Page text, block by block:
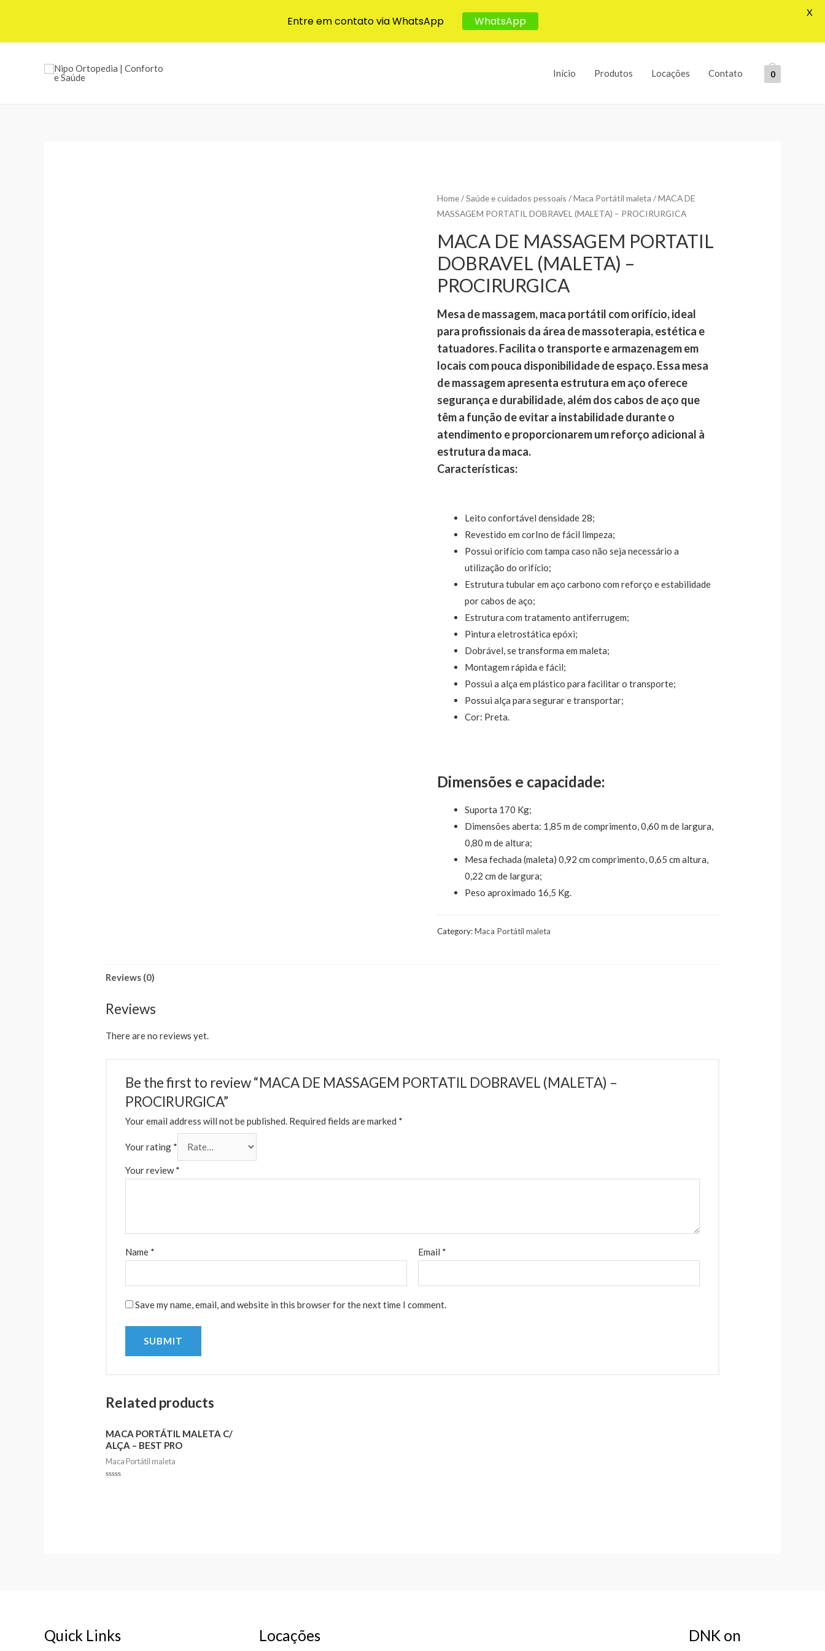
Início Produtos Locações Contato 0
Home/Saúde e cuidados pessoais /Maca Portátil maleta / MACA DE
MASSAGEM PORTATIL DOBRAVEL (MALETA) – PROCIRURGICA
MACA DE MASSAGEM PORTATIL
DOBRAVEL (MALETA) –
PROCIRURGICA
Mesa de massagem, maca portátil com orifício, ideal
para profissionais da área de massoterapia, estética e
tatuadores. Facilita o transporte e armazenagem em
locais com pouca disponibilidade de espaço. Essa mesa
de massagem apresenta estrutura em aço oferece
segurança e durabilidade, além dos cabos de aço que
têm a função de evitar a instabilidade durante o
atendimento e proporcionarem um reforço adicional à
estrutura da maca.
Características:
Leito confortável densidade 28;
Revestido em corIno de fácil limpeza;
Possui orifício com tampa caso não seja necessário a
utilização do orifício;
Estrutura tubular em aço carbono com reforço e estabilidade
por cabos de aço;
Estrutura com tratamento antiferrugem;
Pintura eletrostática epóxi;
Dobrável, se transforma em maleta;
Montagem rápida e fácil;
Possui a alça em plástico para facilitar o transporte;
Possui alça para segurar e transportar;
Cor: Preta.
Dimensões e capacidade:
Suporta 170 Kg;
Dimensões aberta: 1,85 m de comprimento, 0,60 m de largura,
0,80 m de altura;
Mesa fechada (maleta) 0,92 cm comprimento, 0,65 cm altura,
0,22 cm de largura;
Peso aproximado 16,5 Kg.
Category:Maca Portátil maleta
Reviews (0)
Reviews
There are no reviews yet.
Be the first to review “MACA DE MASSAGEM PORTATIL DOBRAVEL (MALETA) –
PROCIRURGICA”
Your email address will not be published. Required fields are marked *
Your rating *
Your review*
Name * Email *
Save my name, email, and website in this browser for the next time I comment.
Related products
MACA PORTÁTIL MALETA C/
ALÇA – BEST PRO
Maca Portátil maleta
Quick Links Locações
DNK on
Entre em contato via WhatsApp WhatsApp
X